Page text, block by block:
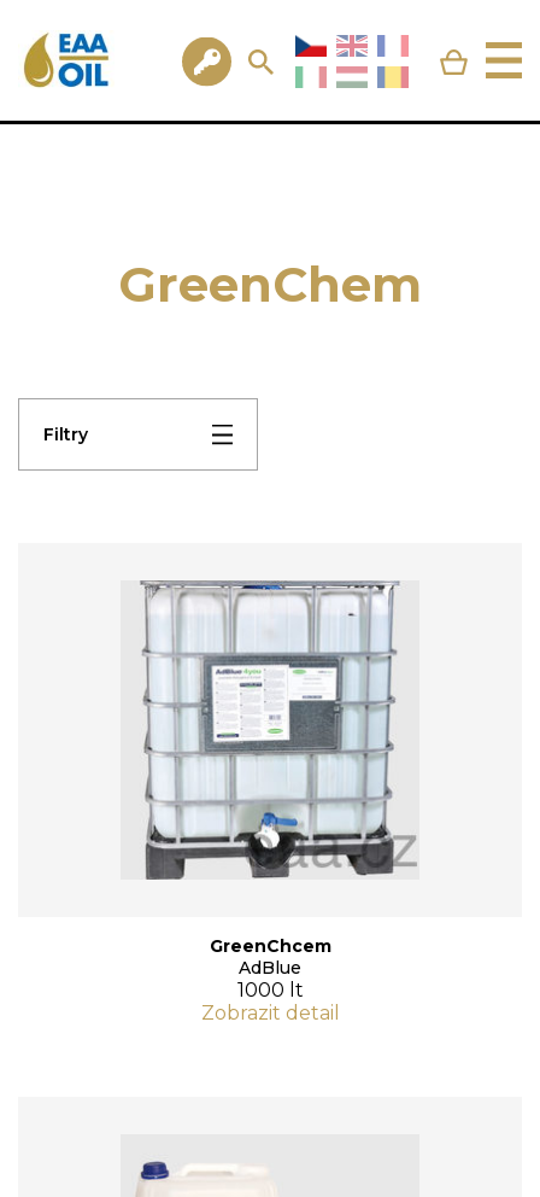
GreenChem
Filtry
GreenChcem
AdBlue
1000 lt
Zobrazit detail